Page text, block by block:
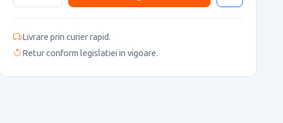
Livrare prin curier rapid.
Retur conform legislatiei in vigoare.